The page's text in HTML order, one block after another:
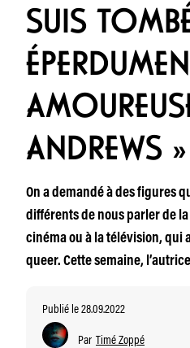
SUIS
ANDREWS »
On a demandé à des figures
différents de nous parler de
cinéma ou à la télévision,
queer. Cette semaine,
Publié le 28.09.2022
Par Timé Zoppé